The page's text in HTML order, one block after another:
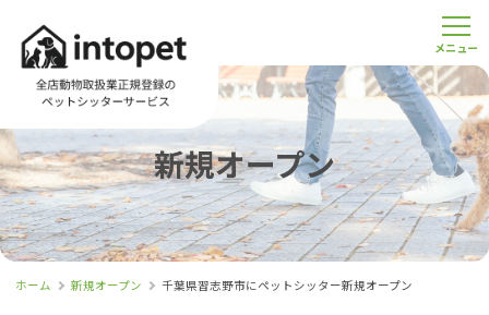
新規オープン
ホーム 新規オープン 千葉県習志野市にペットシッター新規オープン